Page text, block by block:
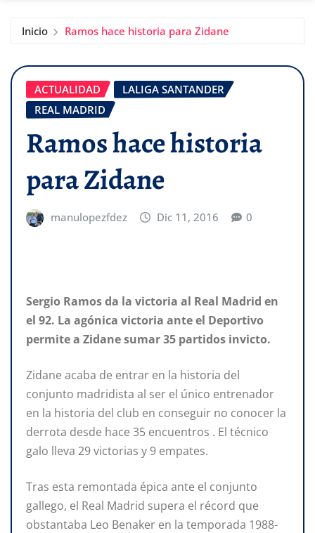
Inicio Ramos hace historia para Zidane
ACTUALIDAD
LALIGA SANTANDER
REAL MADRID
Ramos hace historia
para Zidane
manulopezfdez Dic 11, 2016 0
Sergio Ramos da la victoria al Real Madrid en
el 92. La agónica victoria ante el Deportivo
permite a Zidane sumar 35 partidos invicto.
Zidane acaba de entrar en la historia del
conjunto madridista al ser el único entrenador
en la historia del club en conseguir no conocer la
derrota desde hace 35 encuentros . El técnico
galo lleva 29 victorias y 9 empates.
Tras esta remontada épica ante el conjunto
gallego, el Real Madrid supera el récord que
obstantaba Leo Benaker en la temporada 1988-